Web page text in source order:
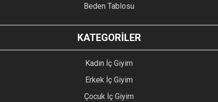
Beden Tablosu
KATEGORİLER
Kadın İç Giyim
Erkek İç Giyim
Çocuk İç Giyim